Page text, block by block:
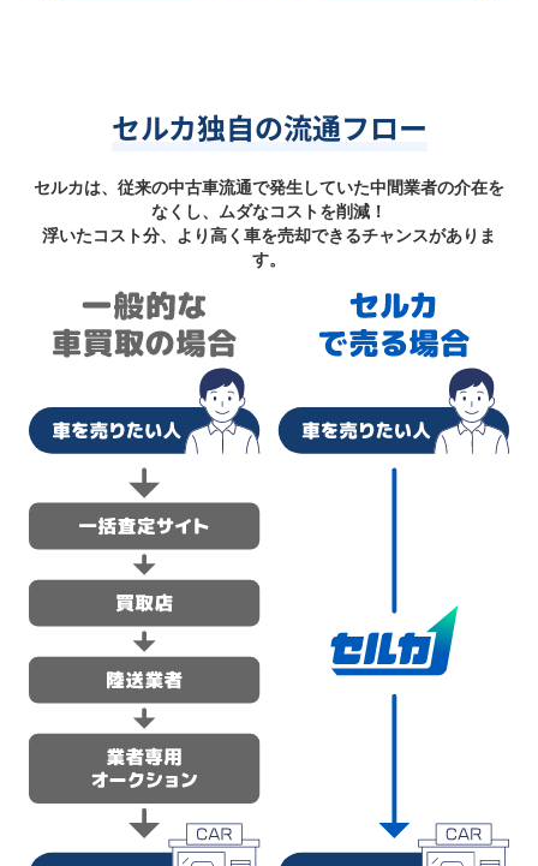
セルカ独自の流通フロー
セルカは、従来の中古車流通で発生していた中間業者の介在を
なくし、ムダなコストを削減！
浮いたコスト分、より高く車を売却できるチャンスがありま
す。